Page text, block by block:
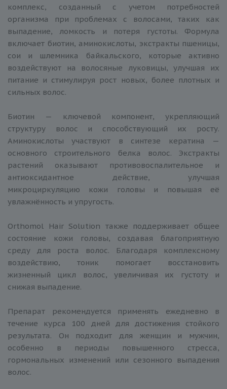
комплекс, созданный с учетом потребностей
организма при проблемах с волосами, таких как
выпадение, ломкость и потеря густоты. Формула
включает биотин, аминокислоты, экстракты пшеницы,
сои и шлемника байкальского, которые активно
воздействуют на волосяные луковицы, улучшая их
питание и стимулируя рост новых, более плотных и
сильных волос.
Биотин — ключевой компонент, укрепляющий
структуру волос и способствующий их росту.
Аминокислоты участвуют в синтезе кератина —
основного строительного белка волос. Экстракты
растений оказывают противовоспалительное и
антиоксидантное действие, улучшая
микроциркуляцию кожи головы и повышая её
увлажнённость и упругость.
Orthomol Hair Solution также поддерживает общее
состояние кожи головы, создавая благоприятную
среду для роста волос. Благодаря комплексному
воздействию, тоник помогает восстановить
жизненный цикл волос, увеличивая их густоту и
снижая выпадение.
Препарат рекомендуется применять ежедневно в
течение курса 100 дней для достижения стойкого
результата. Он подходит для женщин и мужчин,
особенно в периоды повышенного стресса,
гормональных изменений или сезонного выпадения
волос.